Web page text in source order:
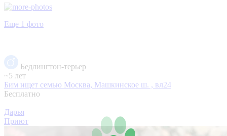
Еще 1 фото
Бедлингтон-терьер
~5 лет
Бим ищет семью Москва, Машкинское ш. , вл24
Бесплатно
Дарья
Приют